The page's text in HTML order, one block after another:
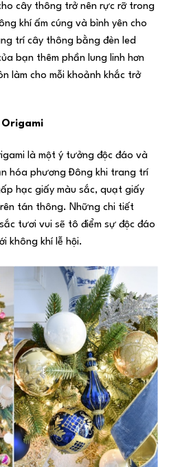
cây thông trở nên rực rỡ trong
khí ấm cúng và bình yên cho
trí cây thông bằng đèn led
bạn thêm phần lung linh hơn
làm cho mỗi khoảnh khắc trở
Origami
là một ý tưởng độc đáo và
hóa phương Đông khi trang trí
hạc giấy màu sắc, quạt giấy
tán thông. Những chi tiết
tươi vui sẽ tô điểm sự độc đáo
không khí lễ hội.